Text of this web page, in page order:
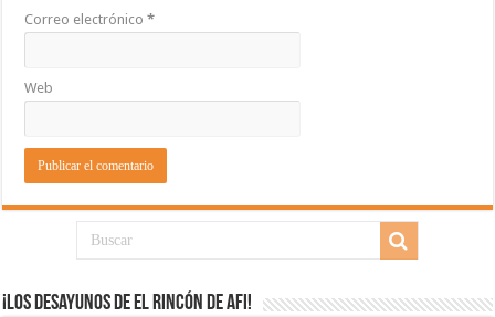
Correo electrónico*
Web
¡Los desayunos de El Rincón de Afi!